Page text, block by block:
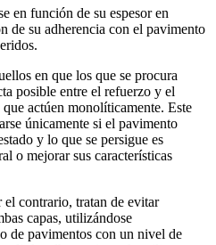
en función de su espesor en
de su adherencia con el pavimento
en que los que se procura
posible entre el refuerzo y el
actúen monolíticamente. Este
únicamente si el pavimento
y lo que se persigue es
o mejorar sus características
contrario, tratan de evitar
capas, utilizándose
de pavimentos con un nivel de